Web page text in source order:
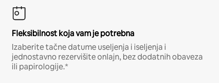
Fleksibilnost koja vam je potrebna
Izaberite tačne datume useljenja i iseljenja i
jednostavno rezervišite onlajn, bez dodatnih obaveza
ili papirologije.*